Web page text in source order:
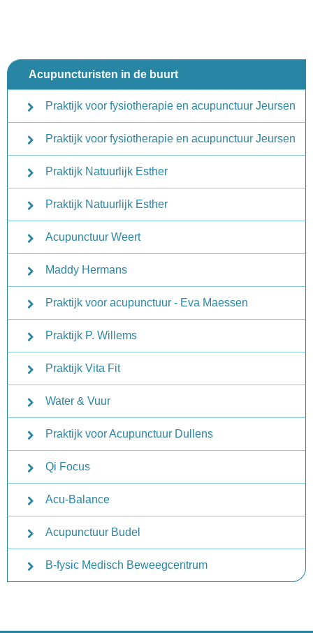
Acupuncturisten in de buurt
Praktijk voor fysiotherapie en acupunctuur Jeursen
Praktijk voor fysiotherapie en acupunctuur Jeursen
Praktijk Natuurlijk Esther
Praktijk Natuurlijk Esther
Acupunctuur Weert
Maddy Hermans
Praktijk voor acupunctuur - Eva Maessen
Praktijk P. Willems
Praktijk Vita Fit
Water & Vuur
Praktijk voor Acupunctuur Dullens
Qi Focus
Acu-Balance
Acupunctuur Budel
B-fysic Medisch Beweegcentrum